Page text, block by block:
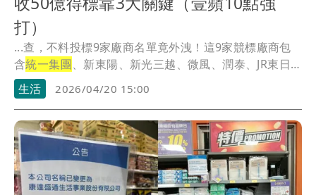
打）
...查，不料投標9家廠商名單竟外洩！這9家競標廠商包
含統一集團、新東陽、新光三越、微風、潤泰、JR東日
本...
生活 2026/04/20 15:00